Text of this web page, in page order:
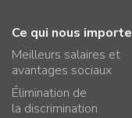
Ce qui nous importe
Meilleurs salaires et
avantages sociaux
Élimination de
la discrimination